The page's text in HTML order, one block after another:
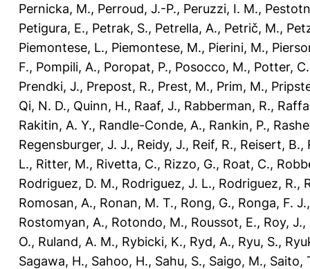
Pernicka, M., Perroud, J.-P., Peruzzi, I. M.,
Petigura, E., Petrak, S., Petrella, A., Petrič, M.,
Piemontese, L., Piemontese, M., Pierini, M.,
F., Pompili, A., Poropat, P., Posocco, M., Potter,
Prendki, J., Prepost, R., Prest, M., Prim, M.,
Qi, N. D., Quinn, H., Raaf, J., Rabberman, R.,
Rakitin, A. Y., Randle-Conde, A., Rankin, P.,
Regensburger, J. J., Reidy, J., Reif, R., Reisert, B.,
L., Ritter, M., Rivetta, C., Rizzo, G., Roat, C.,
Rodriguez, D. M., Rodriguez, J. L., Rodriguez, R.,
Romosan, A., Ronan, M. T., Rong, G., Ronga, F. J.
Rostomyan, A., Rotondo, M., Roussot, E., Roy, J.,
O., Ruland, A. M., Rybicki, K., Ryd, A., Ryu, S.,
Sagawa, H., Sahoo, H., Sahu, S., Saigo, M., Saito,